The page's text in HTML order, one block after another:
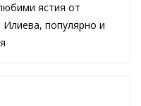
ястия от
популярно и